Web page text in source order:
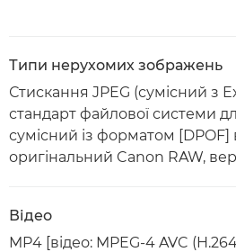
Типи нерухомих зображень
Стискання JPEG (сумісний з
стандарт файлової системи
сумісний із форматом [DPOF]
оригінальний Canon RAW,
Відео
MP4 [відео: MPEG-4 AVC